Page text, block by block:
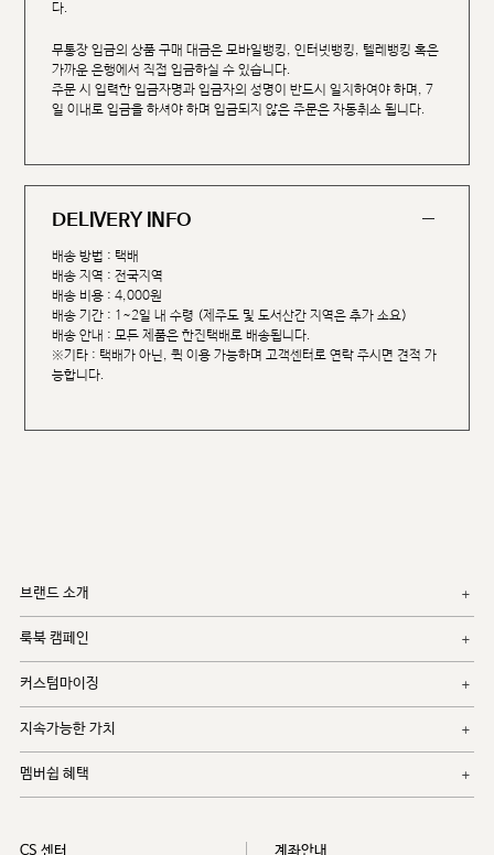
다.
무통장 입금의 상품 구매 대금은 모바일뱅킹, 인터넷뱅킹, 텔레뱅킹 혹은
가까운 은행에서 직접 입금하실 수 있습니다.
주문 시 입력한 입금자명과 입금자의 성명이 반드시 일치하여야 하며, 7
일 이내로 입금을 하셔야 하며 입금되지 않은 주문은 자동취소 됩니다.
DELIVERY INFO
배송 방법 : 택배
배송 지역 : 전국지역
배송 비용 : 4,000원
배송 기간 : 1~2일 내 수령 (제주도 및 도서산간 지역은 추가 소요)
배송 안내 : 모든 제품은 한진택배로 배송됩니다.
※기타 : 택배가 아닌, 퀵 이용 가능하며 고객센터로 연락 주시면 견적 가
능합니다.
브랜드 소개
룩북 캠페인
커스텀마이징
지속가능한 가치
멤버쉽 혜택
CS 센터 계좌안내